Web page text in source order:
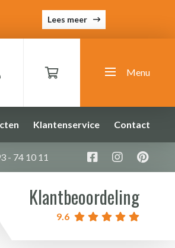
Lees meer
Menu
Klantenservice Contact
- 74 10 11
Klantbeoordeling
9.6